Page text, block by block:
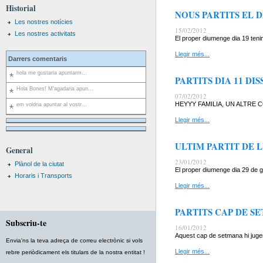
Historial
Les nostres notícies
Les nostres activitats
Darrers comentaris
hola me gustaria apuntarm...
Hola Bones! M'agadaria apun...
em voldria apuntar al vostr...
General
Plànol de la ciutat
Horaris i Transports
Subscriu-te
Envia'ns la teva adreça de correu electrònic si vols
rebre periòdicament els titulars de la nostra entitat !
NOUS PARTITS EL
15/02/2012
El proper diumenge dia 19
Llegir més...
PARTITS DIA 11
07/02/2012
HEYYY FAMILIA, UN ALTRE
Llegir més...
ULTIM PARTIT DE
23/01/2012
El proper diumenge dia 29 de
Llegir més...
PARTITS CAP DE
16/01/2012
Aquest cap de setmana hi
Llegir més...